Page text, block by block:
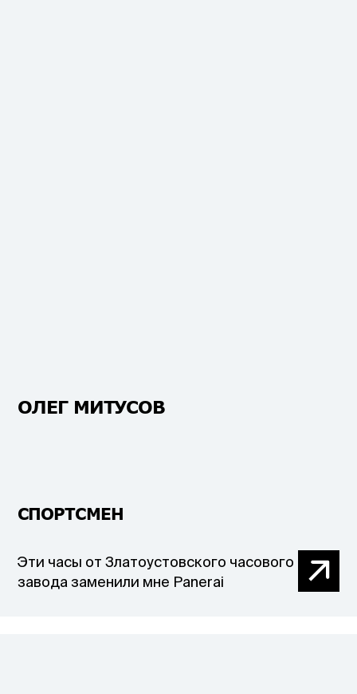
ОЛЕГ МИТУСОВ
СПОРТСМЕН
Эти часы от Златоустовского часового
завода заменили мне Panerai